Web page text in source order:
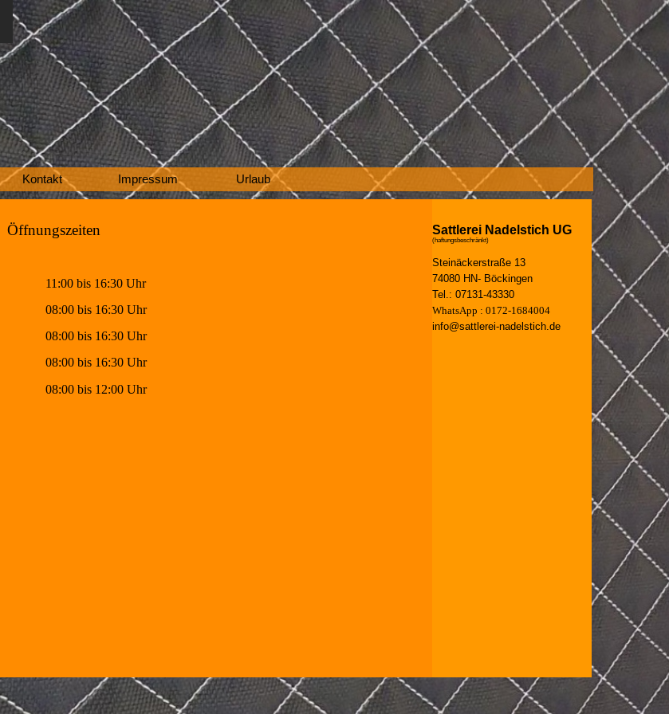
Menü überspringen
Kontakt Impressum Urlaub
Sattlerei Nadelstich UG
(haftungsbeschränkt)
Steinäckerstraße 13
74080 HN- Böckingen
Tel.: 07131-43330
WhatsApp : 0172-1684004
info@sattlerei-nadelstich.de
Öffnungszeiten
11:00 bis 16:30 Uhr
08:00 bis 16:30 Uhr
08:00 bis 16:30 Uhr
08:00 bis 16:30 Uhr
08:00 bis 12:00 Uhr